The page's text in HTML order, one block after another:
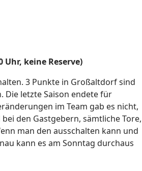
Uhr, keine Reserve)
3 Punkte in Großaltdorf sind
Die letzte Saison endete für
im Team gab es nicht,
den Gastgebern, sämtliche Tore,
man den ausschalten kann und
kann es am Sonntag durchaus